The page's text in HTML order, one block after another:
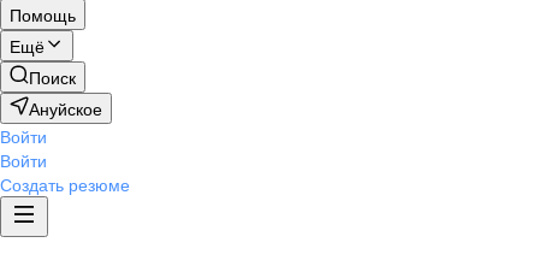
Помощь
Ещё
Поиск
Ануйское
Войти
Войти
Создать резюме